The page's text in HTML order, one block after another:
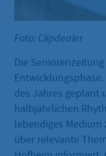
Foto: Clipdealer
Die
des Jahres geplant
halbjährlichen
lebendiges Medium
über relevante